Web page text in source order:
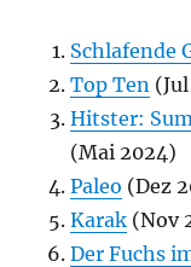
Schlafende
Top Ten
Hitster:
(Mai 2024)
Paleo (Dez
Karak (Nov
Der Fuchs